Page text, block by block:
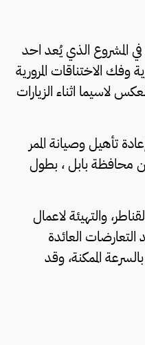
المشروع الذي يُعد احد
وفك الاختناقات المرورية
لاسيما اثناء الزيارات
تأهيل وصيانة الممر
محافظة بابل ، بطول
والتهيئة لاعمال
العائدة
الممكنة، وقد